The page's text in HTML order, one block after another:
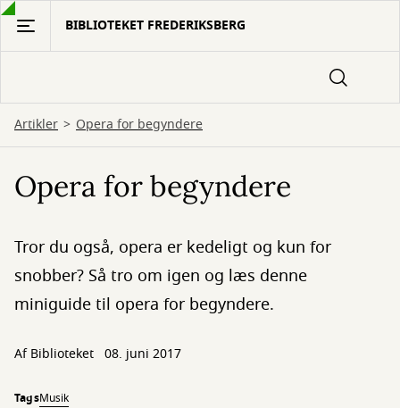
Gå
hovedindhold
BIBLIOTEKET FREDERIKSBERG
Artikler Opera for begyndere
Opera for begyndere
Tror du også, opera er kedeligt og kun for
snobber? Så tro om igen og læs denne
miniguide til opera for begyndere.
Af Biblioteket 08. juni 2017
TagsMusik